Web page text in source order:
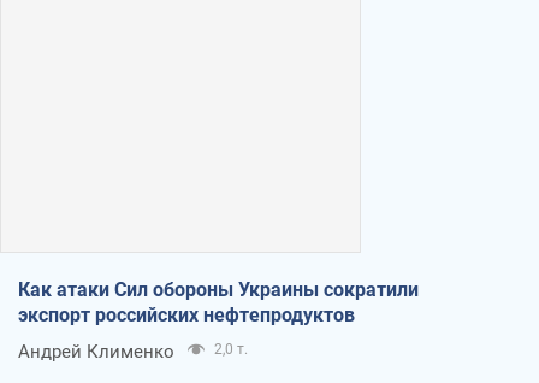
Как атаки Сил обороны Украины сократили
экспорт российских нефтепродуктов
Андрей Клименко 2,0 т.